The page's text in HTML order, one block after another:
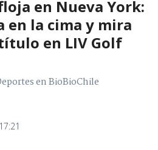
en Nueva York:
en la cima y mira
en LIV Golf
en BioBioChile